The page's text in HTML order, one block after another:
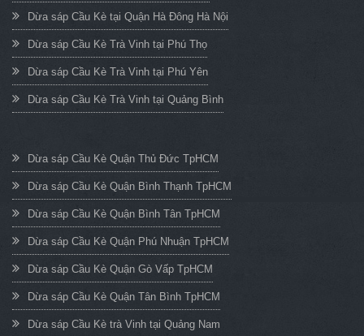
Dừa sáp Cầu Kè tại Quận Hà Đông Hà Nội
Dừa sáp Cầu Kè Trà Vinh tại Phú Thọ
Dừa sáp Cầu Kè Trà Vinh tại Phú Yên
Dừa sáp Cầu Kè Trà Vinh tại Quảng Bình
Dừa sáp Cầu Kè Quận Thủ Đức TpHCM
Dừa sáp Cầu Kè Quận Bình Thạnh TpHCM
Dừa sáp Cầu Kè Quận Bình Tân TpHCM
Dừa sáp Cầu Kè Quận Phú Nhuận TpHCM
Dừa sáp Cầu Kè Quận Gò Vấp TpHCM
Dừa sáp Cầu Kè Quận Tân Bình TpHCM
Dừa sáp Cầu Kè trà Vinh tại Quảng Nam